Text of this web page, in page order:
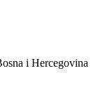
i Hercegovina